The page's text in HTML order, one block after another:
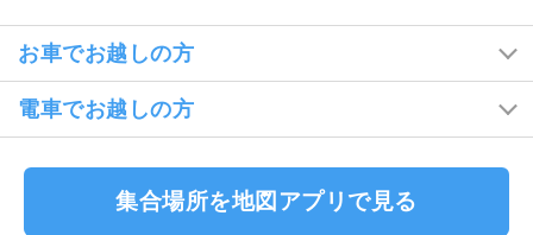
お車でお越しの方
電車でお越しの方
集合場所を地図アプリで見る